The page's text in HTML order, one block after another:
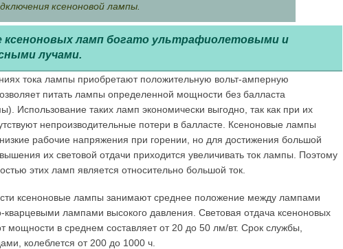
ксеноновой лампы.
ксеноновых ламп бо­гато ультрафиолетовыми и
лучами.
тока лампы приобретают положительную вольт-амперную
питать лампы определенной мощности без балласта
Использование таких ламп экономически выгодно, так как при их
непроизводительные потери в балласте. Ксеноновые лампы
рабочие на­пряжения при горении, но для достижения большой
их световой отдачи при­ходится увеличивать ток лампы. Поэтому
этих ламп является относительно большой ток.
ксеноновые лампы занимают среднее положение между лампами
кварцевыми лампами высокого давления. Световая отдача ксеноновых
мощности в среднем составляет от 20 до 50 лм/вт. Срок службы,
колеблется от 200 до 1000 ч.